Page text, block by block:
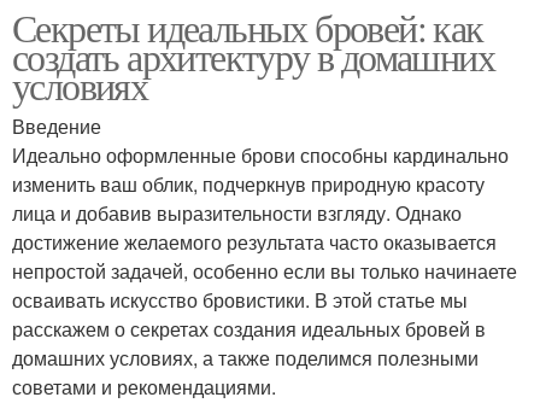
Секреты идеальных бровей: как
создать архитектуру в домашних
условиях
Введение
Идеально оформленные брови способны кардинально
изменить ваш облик, подчеркнув природную красоту
лица и добавив выразительности взгляду. Однако
достижение желаемого результата часто оказывается
непростой задачей, особенно если вы только начинаете
осваивать искусство бровистики. В этой статье мы
расскажем о секретах создания идеальных бровей в
домашних условиях, а также поделимся полезными
советами и рекомендациями.